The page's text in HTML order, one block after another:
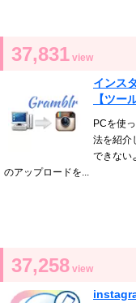
37,831 view
インス
【ツー
PCを使
法を紹介
できない
のアップロードを...
37,258 view